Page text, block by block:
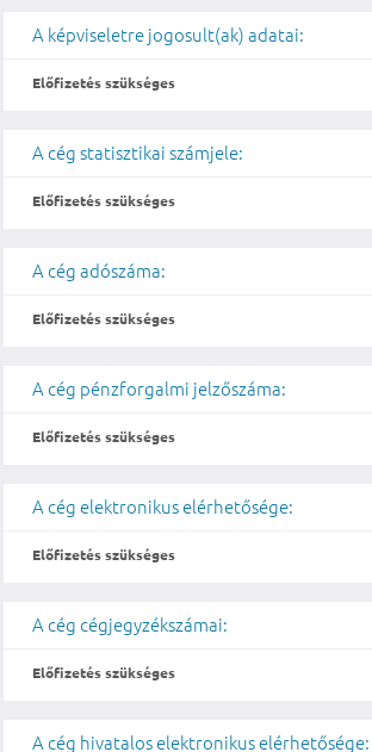
A képviseletre jogosult(ak) adatai:
Előfizetés szükséges
A cég statisztikai számjele:
Előfizetés szükséges
A cég adószáma:
Előfizetés szükséges
A cég pénzforgalmi jelzőszáma:
Előfizetés szükséges
A cég elektronikus elérhetősége:
Előfizetés szükséges
A cég cégjegyzékszámai:
Előfizetés szükséges
A cég hivatalos elektronikus elérhetősége: